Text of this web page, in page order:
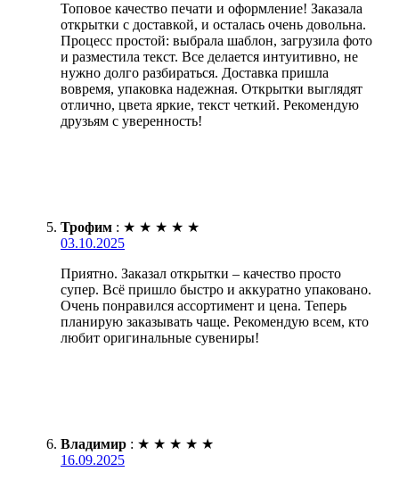
Топовое качество печати и оформление! Заказала
открытки с доставкой, и осталась очень довольна.
Процесс простой: выбрала шаблон, загрузила фото
и разместила текст. Все делается интуитивно, не
нужно долго разбираться. Доставка пришла
вовремя, упаковка надежная. Открытки выглядят
отлично, цвета яркие, текст четкий. Рекомендую
друзьям с уверенность!
Трофим : ★ ★ ★ ★ ★
03.10.2025
Приятно. Заказал открытки – качество просто
супер. Всё пришло быстро и аккуратно упаковано.
Очень понравился ассортимент и цена. Теперь
планирую заказывать чаще. Рекомендую всем, кто
любит оригинальные сувениры!
Владимир : ★ ★ ★ ★ ★
16.09.2025